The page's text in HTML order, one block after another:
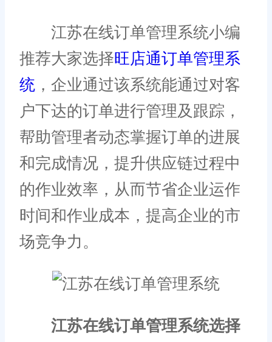
江苏在线订单管理系统小编
推荐大家选择旺店通订单管理系
统 ，企业通过该系统能通过对客
户下达的订单进行管理及跟踪，
帮助管理者动态掌握订单的进展
和完成情况，提升供应链过程中
的作业效率，从而节省企业运作
时间和作业成本，提高企业的市
场竞争力。
江苏在线订单管理系统选择